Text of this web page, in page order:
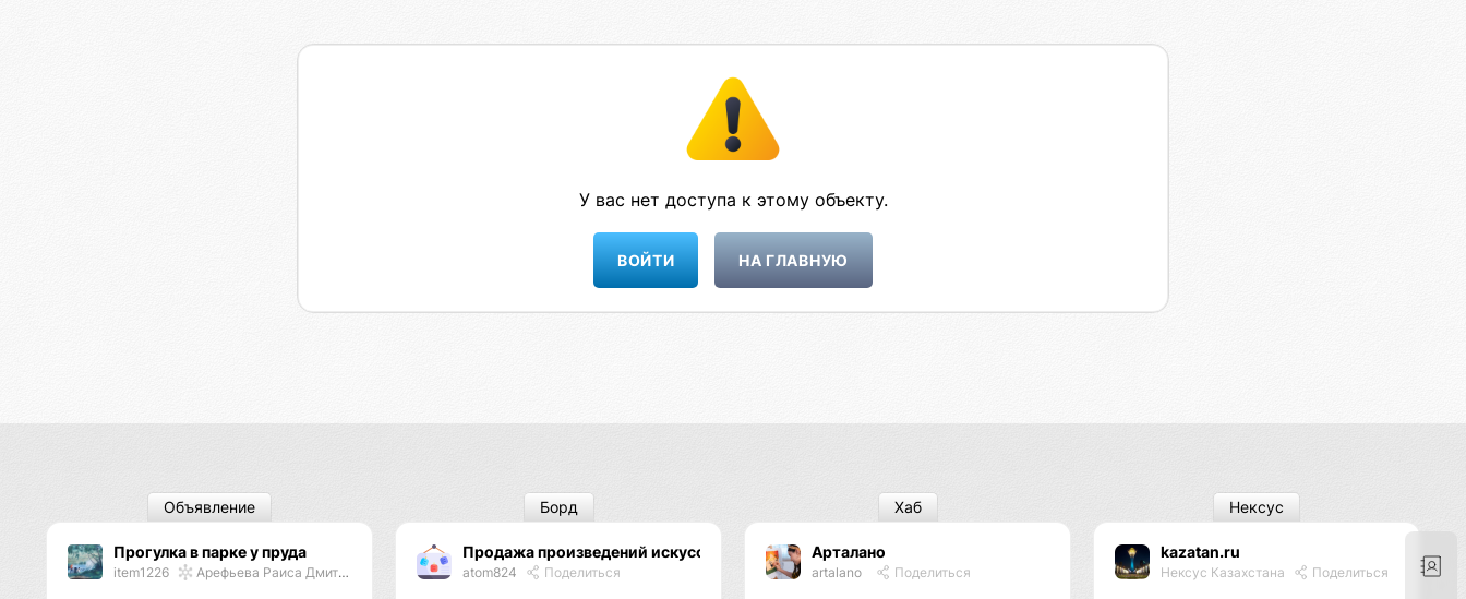
У вас нет доступа к этому объекту.
НА ГЛАВНУЮ
Прогулка в парке у пруда
item1226 Арефьева Раиса Дмитриевна
Объявление
Продажа произведений искусства
atom824 Поделиться
Борд
Арталано
artalano Поделиться
Хаб
kazatan.ru
Нексус Казахстана Поделиться
Нексус